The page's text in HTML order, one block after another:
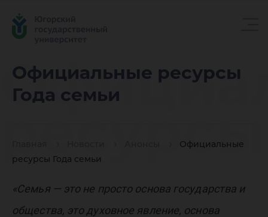
Официальные ресурсы
Года семьи
Официальные
ресурсы Года семьи
семьи
«Семья — это не просто основа государства и
общества, это духовное явление, основа